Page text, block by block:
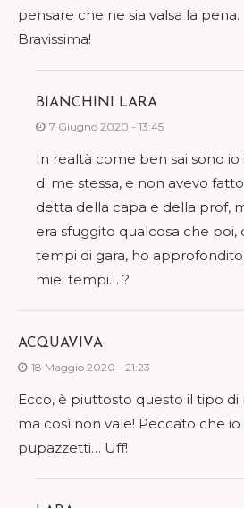
pensare che ne sia valsa la pena.
Bravissima!
BIANCHINI LARA
7 Giugno 2020 - 13:45
In realtà come ben sai sono
di me stessa, e non avevo
detta della capa e della prof,
era sfuggito qualcosa che poi,
tempi di gara, ho approfondito
miei tempi… ?
ACQUAVIVA
18 Maggio 2020 - 21:23
Ecco, è piuttosto questo il tipo di
ma così non vale! Peccato che
pupazzetti… Uff!